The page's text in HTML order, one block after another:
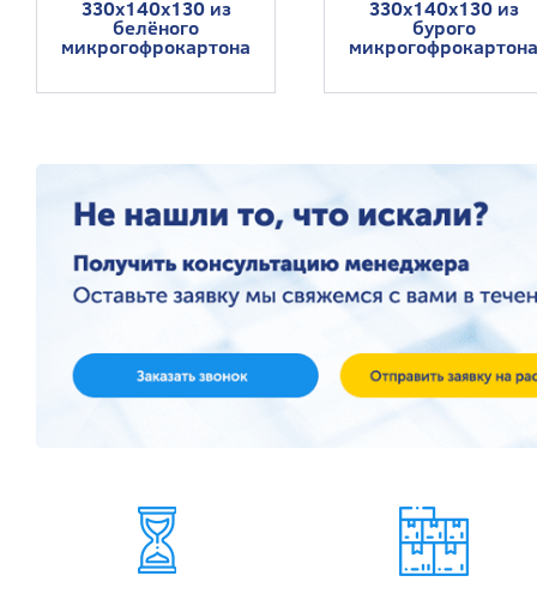
330x140x130 из
белёного
микрогофрокартона
330x140x130 из
бурого
микрогофрокартона